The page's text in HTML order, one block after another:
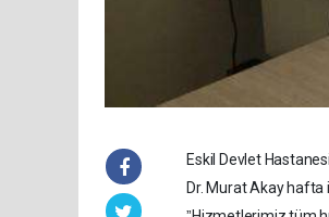
Eskil Devlet
Dr. Murat Akay hafta